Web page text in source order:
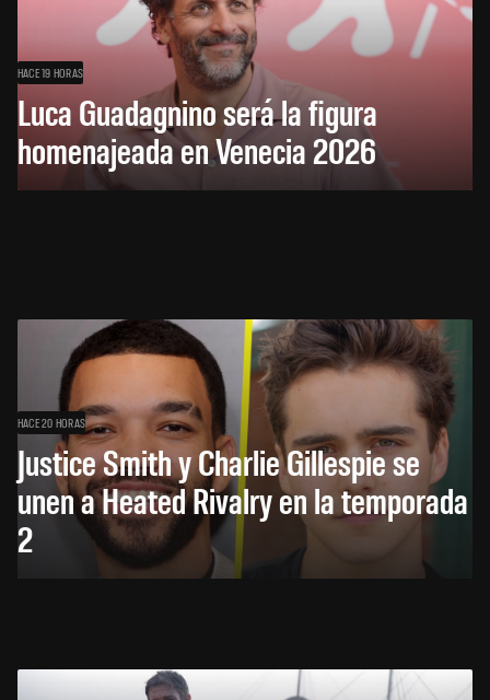
HACE 19 HORAS
Luca Guadagnino será la figura
homenajeada en Venecia 2026
HACE 20 HORAS
Justice Smith y Charlie Gillespie se
unen a Heated Rivalry en la temporada
2